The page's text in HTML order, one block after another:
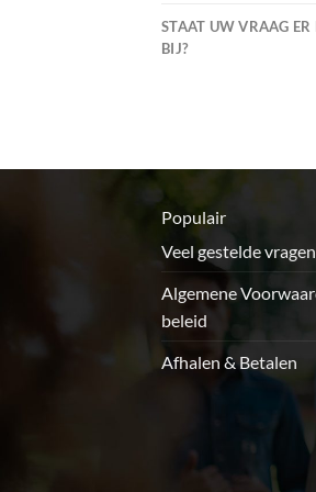
STAAT UW VRAAG ER
BIJ?
Populair
Veel gestelde vragen
Algemene
beleid
Afhalen & Betalen